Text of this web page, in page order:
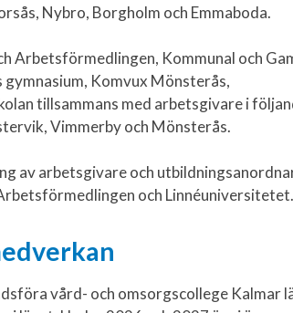
Nybro, Borgholm och Emmaboda.
Arbetsförmedlingen, Kommunal och
Komvux Mönsterås,
tillsammans med arbetsgivare i
Vimmerby och Mönsterås.
av arbetsgivare och
och Linnéuniversitetet.
vård- och omsorgscollege Kalmar